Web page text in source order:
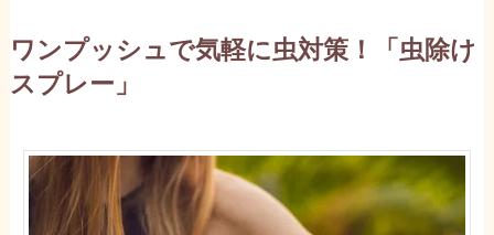
ワンプッシュで気軽に虫対策！「虫除け
スプレー」